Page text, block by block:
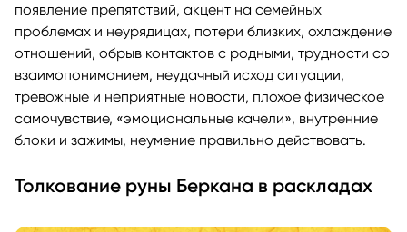
появление препятствий, акцент на семейных
проблемах и неурядицах, потери близких, охлаждение
отношений, обрыв контактов с родными, трудности со
взаимопониманием, неудачный исход ситуации,
тревожные и неприятные новости, плохое физическое
самочувствие, «эмоциональные качели», внутренние
блоки и зажимы, неумение правильно действовать.
Толкование руны Беркана в раскладах